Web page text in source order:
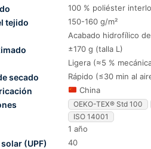
100 % poliéster
tejido 150-160 g/m²
Acabado hidrofílico
±170 g (talla L)
Ligera (≈5 %
secado Rápido (≤30 min al
China
OEKO-TEX® Std 100
ISO 14001
1 año
(UPF) 40